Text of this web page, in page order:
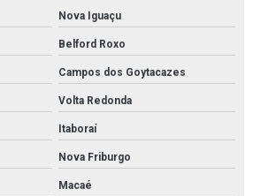
Nova Iguaçu
Belford Roxo
Campos dos Goytacazes
Volta Redonda
Itaboraí
Nova Friburgo
Macaé